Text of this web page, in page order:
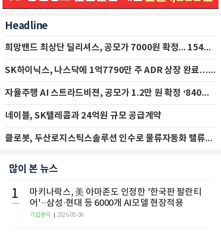
Headline
희망밴드 최상단 딜리셔스, 공모가 7000원 확정... 154억 규모 IPO 돌입
SK하이닉스, 나스닥에 1억7790만 주 ADR 상장 완료…29일 국내 추가 상장
자율주행 AI 스트라드비젼, 공모가 1.2만 원 확정 ‘840억 수혈’
네이블, SK텔레콤과 24억원 규모 공급계약
클로봇, 두산로지스틱스솔루션 인수로 물류자동화 밸류체인 확장 추진 - IBK투자증권
많이 본 뉴스
1
마키나락스, 美 아마존도 인정한 '한국판 팔란티
어'··삼성·현대 등 6000개 AI모델 현장적용
기업분석 2026-08-06